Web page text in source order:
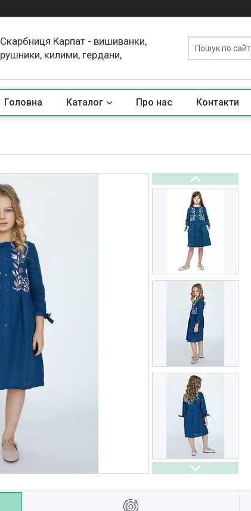
Скарбниця Карпат - вишиванки,
рушники, килими, гердани,
Головна Каталог Про нас Контакти